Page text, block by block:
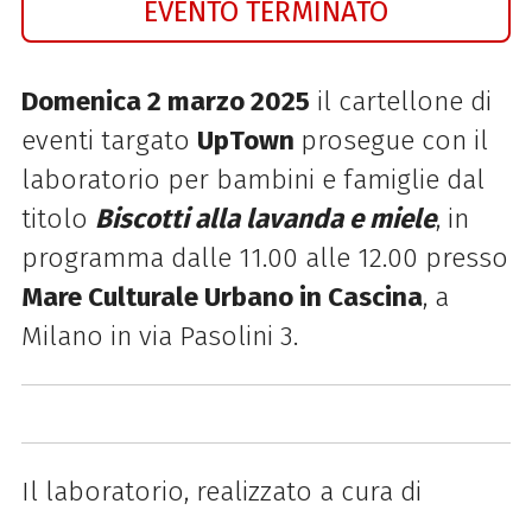
EVENTO TERMINATO
Domenica 2 marzo 2025 il cartellone di
eventi targato UpTown prosegue con il
laboratorio per bambini e famiglie dal
titolo Biscotti alla lavanda e miele, in
programma dalle 11.00 alle 12.00 presso
Mare Culturale Urbano in Cascina, a
Milano in via Pasolini 3.
Il laboratorio, realizzato a cura di